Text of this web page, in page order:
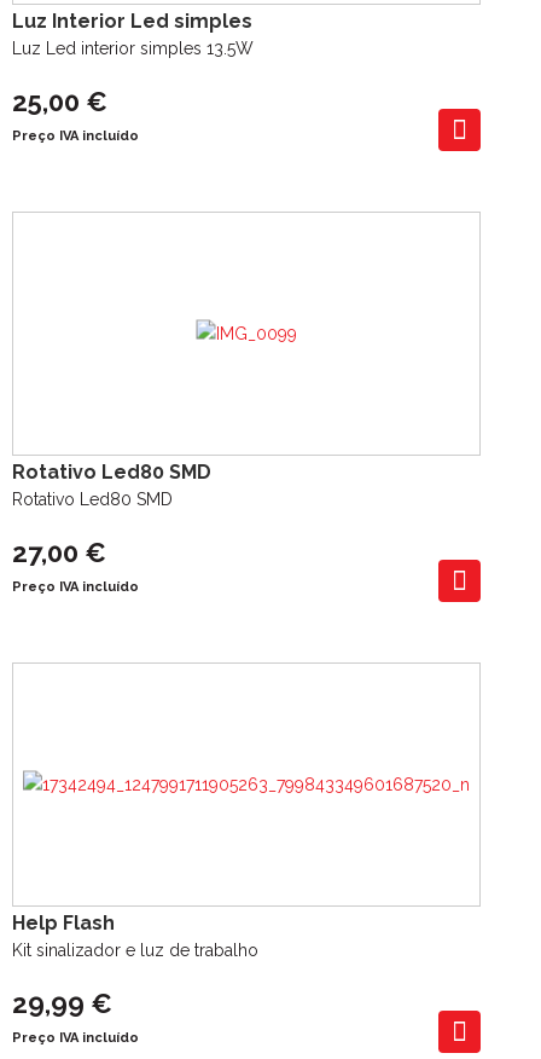
Luz Interior Led simples
Luz Led interior simples 13.5W
25,00 €
Preço IVA incluído
Rotativo Led80 SMD
Rotativo Led80 SMD
27,00 €
Preço IVA incluído
Help Flash
Kit sinalizador e luz de trabalho
29,99 €
Preço IVA incluído